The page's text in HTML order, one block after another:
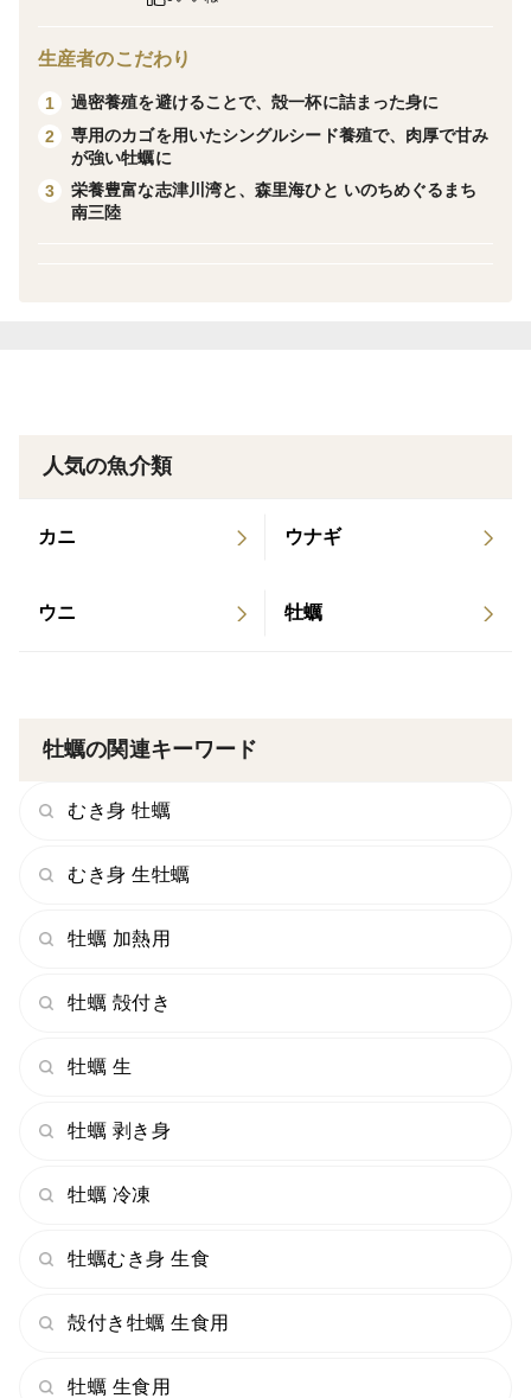
牡蠣ナイフ・軍手セット！
※重さはあくまで目安です。一粒80〜120g程度
生産者のこだわり
1
過密養殖を避けることで、殻一杯に詰まった身に
2
専用のカゴを用いたシングルシード養殖で、肉厚で甘み
が強い牡蠣に
3
栄養豊富な志津川湾と、森里海ひと いのちめぐるまち
南三陸
人気の魚介類
カニ ウナギ
ウニ 牡蠣
牡蠣の関連キーワード
むき身 牡蠣
むき身 生牡蠣
牡蠣 加熱用
牡蠣 殻付き
牡蠣 生
牡蠣 剥き身
牡蠣 冷凍
牡蠣むき身 生食
殻付き牡蠣 生食用
牡蠣 生食用